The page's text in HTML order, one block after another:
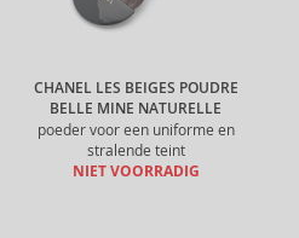
CHANEL LES BEIGES POUDRE
BELLE MINE NATURELLE
poeder voor een uniforme en
stralende teint
NIET VOORRADIG